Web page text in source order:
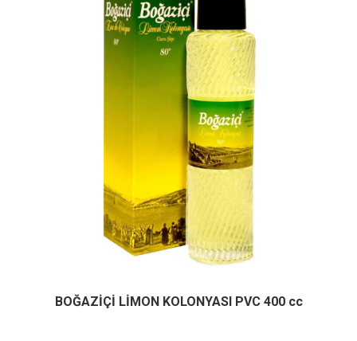
BOĞAZİÇİ LİMON KOLONYASI PVC 400 cc